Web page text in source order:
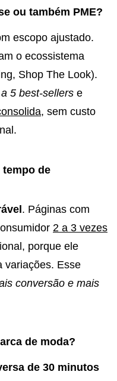
ou também PME?
escopo ajustado.
o ecossistema
Shop The Look).
5 best-sellers e
, sem custo
de
. Páginas com
2 a 3 vezes
porque ele
variações. Esse
conversão e mais
de moda?
de 30 minutos